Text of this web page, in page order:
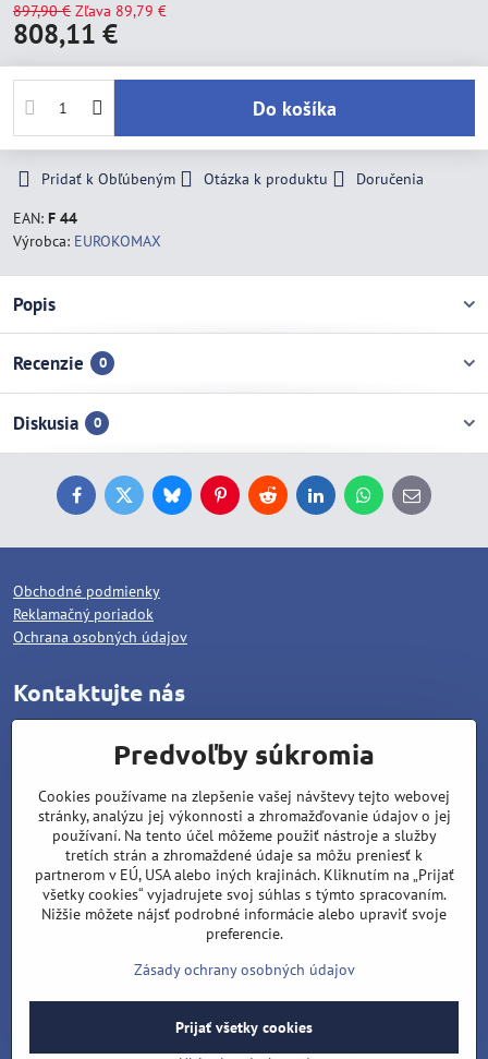
897,90 € Zľava 89,79 €
808,11 €
Do košíka
Pridať k Obľúbeným Otázka k produktu
Doručenia
EAN: F 44
Výrobca: EUROKOMAX
Popis
Recenzie 0
Diskusia 0
FacebookTwitterBlueskyPinterestReddit LinkedInWhatsApp
E-
mail
Obchodné podmienky
Reklamačný poriadok
Ochrana osobných údajov
Kontaktujte nás
Pod dráhami 1378/25
96001 Zvolen
Matúš Lipiansky: +421 905 796 048
Filip Lipiansky: +421 911 437 721
wolcat@wolcat.sk
Pondelok - Piatok : 7:00 - 15:00
Sobota - Nedeľa : Zatvorené
©2026Copyright
Predvoľby súkromiaZásady ochrany osobných údajov
Predvoľby súkromia
Cookies používame na zlepšenie vašej návštevy tejto webovej
stránky, analýzu jej výkonnosti a zhromažďovanie údajov o jej
používaní. Na tento účel môžeme použiť nástroje a služby
tretích strán a zhromaždené údaje sa môžu preniesť k
partnerom v EÚ, USA alebo iných krajinách. Kliknutím na „Prijať
všetky cookies“ vyjadrujete svoj súhlas s týmto spracovaním.
Nižšie môžete nájsť podrobné informácie alebo upraviť svoje
preferencie.
Zásady ochrany osobných údajov
Prijať všetky cookies